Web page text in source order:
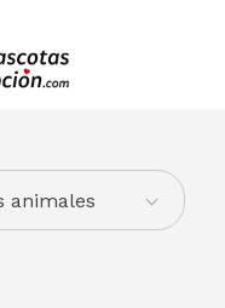
animales